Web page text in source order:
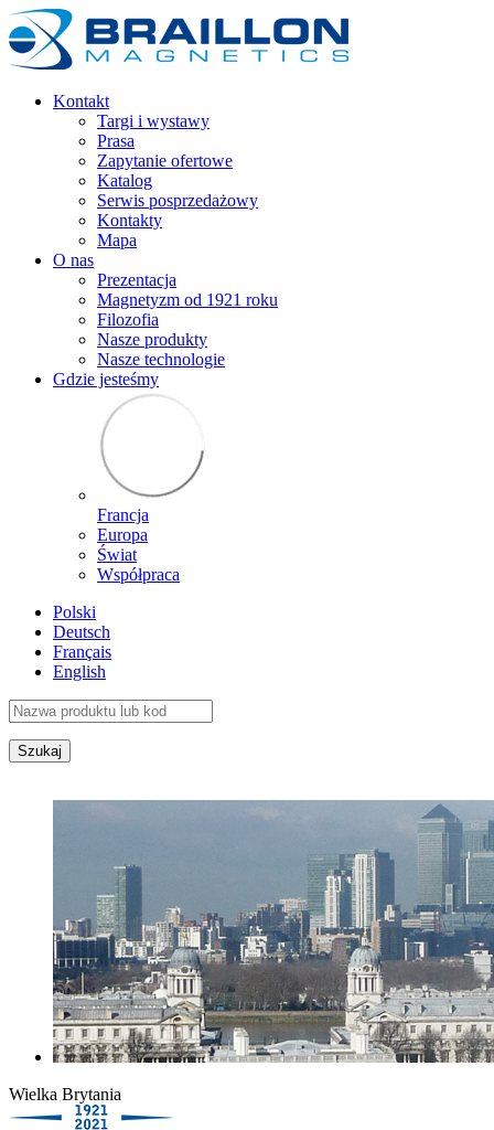
Kontakt
Targi i wystawy
Prasa
Zapytanie ofertowe
Katalog
Serwis posprzedażowy
Kontakty
Mapa
O nas
Prezentacja
Magnetyzm od 1921 roku
Filozofia
Nasze produkty
Nasze technologie
Gdzie jesteśmy
Francja
Europa
Świat
Współpraca
Polski
Deutsch
Français
English
Wielka Brytania